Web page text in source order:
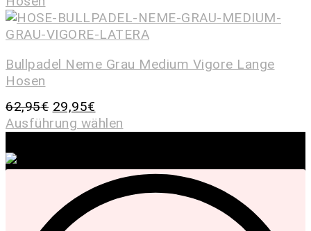
Bullpadel Neme Grau Medium Vigore Lange
Hosen
62,95€ 29,95€
Ausführung wählen